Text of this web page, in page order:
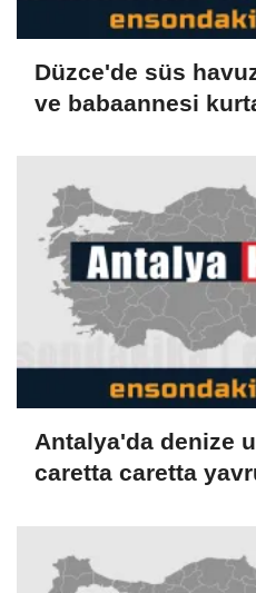
Düzce'de süs
ve babaannesi
Antalya'da denize
caretta caretta